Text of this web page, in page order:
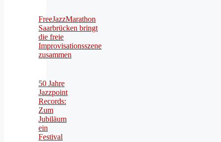
FreeJazzMarathon
Saarbrücken bringt
die freie
Improvisationsszene
zusammen
50 Jahre
Jazzpoint
Records:
Zum
Jubiläum
ein
Festival